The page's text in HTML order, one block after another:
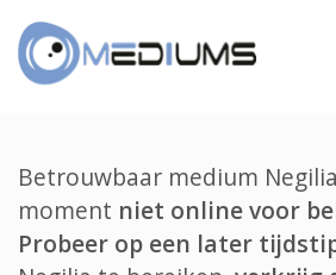
Betrouwbaar medium
moment niet online voor
Probeer op een later